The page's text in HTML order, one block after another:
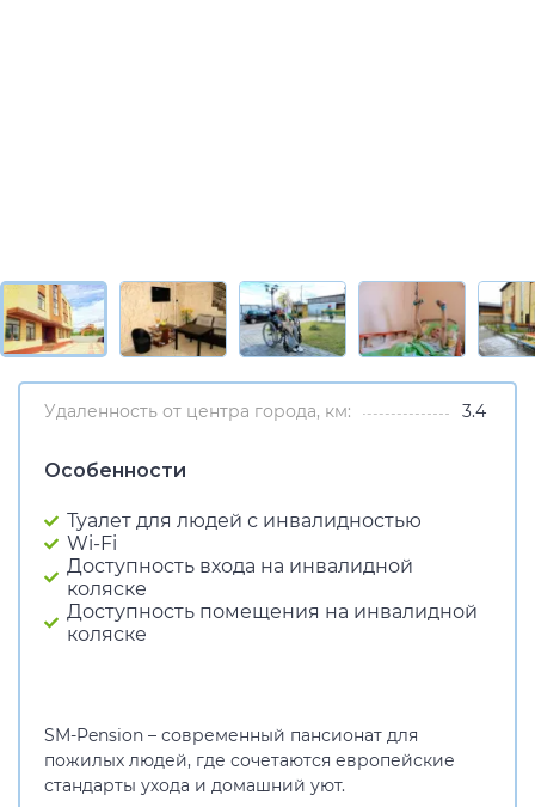
Удаленность от центра города, км: 3.4
Особенности
Туалет для людей с инвалидностью
Wi-Fi
Доступность входа на инвалидной
коляске
Доступность помещения на инвалидной
коляске
SM-Pension – современный пансионат для
пожилых людей, где сочетаются европейские
стандарты ухода и домашний уют.